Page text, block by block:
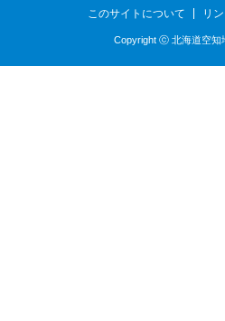
このサイトについて リ
Copyright ⓒ 北海道空知